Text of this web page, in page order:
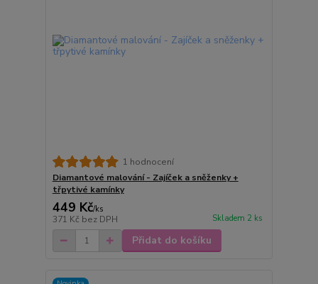
1 hodnocení
Diamantové malování - Zajíček a sněženky +
třpytivé kamínky
449 Kč/ks
371 Kč bez DPH Skladem 2 ks
Přidat do košíku